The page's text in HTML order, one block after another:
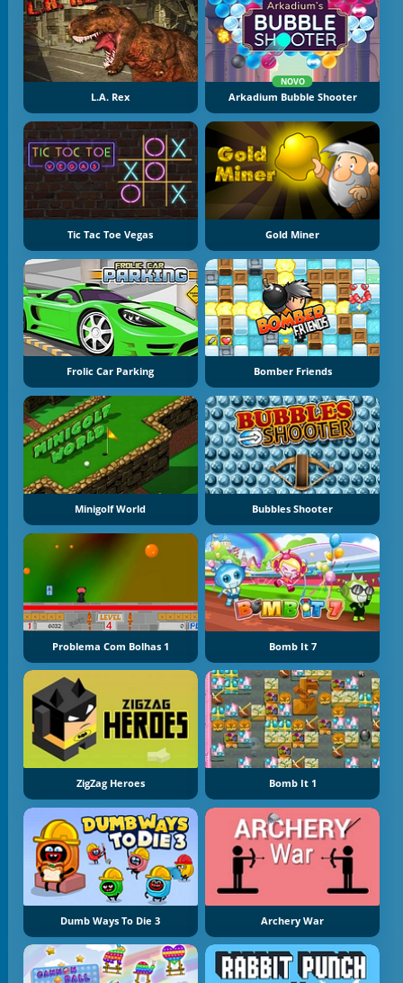
L.A. Rex
NOVO
Arkadium Bubble Shooter
Tic Tac Toe Vegas Gold Miner
Frolic Car Parking Bomber Friends
Minigolf World Bubbles Shooter
Problema Com Bolhas 1 Bomb It 7
ZigZag Heroes Bomb It 1
Dumb Ways To Die 3 Archery War